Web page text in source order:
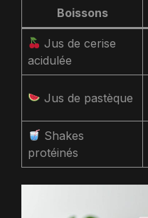
Boissons
Jus de cerise
acidulée
Jus de pastèque
Shakes
protéinés